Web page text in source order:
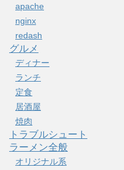
apache
nginx
redash
グルメ
ディナー
ランチ
定食
居酒屋
焼肉
トラブルシュート
ラーメン全般
オリジナル系